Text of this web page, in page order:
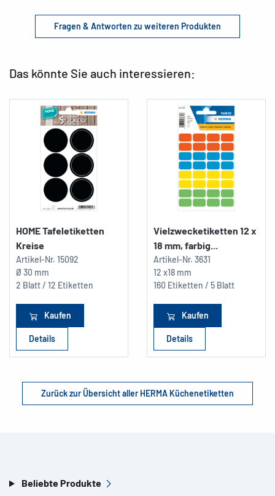
Fragen & Antworten zu weiteren Produkten
Das könnte Sie auch interessieren:
HOME Tafeletiketten
Kreise
Artikel-Nr. 15092
Ø 30 mm
2 Blatt / 12 Etiketten
Kaufen
Details
Vielzwecketiketten 12 x
18 mm, farbig...
Artikel-Nr. 3631
12 x18 mm
160 Etiketten / 5 Blatt
Kaufen
Details
Zurück zur Übersicht aller HERMA Küchenetiketten
Beliebte Produkte